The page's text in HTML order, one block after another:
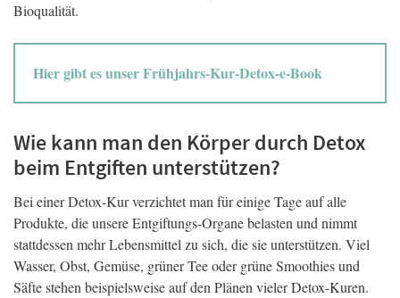
Bioqualität.
Hier gibt es unser Frühjahrs-Kur-Detox-e-Book
Wie kann man den Körper durch Detox
beim Entgiften unterstützen?
Bei einer Detox-Kur verzichtet man für einige Tage auf alle
Produkte, die unsere Entgiftungs-Organe belasten und nimmt
stattdessen mehr Lebensmittel zu sich, die sie unterstützen. Viel
Wasser, Obst, Gemüse, grüner Tee oder grüne Smoothies und
Säfte stehen beispielsweise auf den Plänen vieler Detox-Kuren.